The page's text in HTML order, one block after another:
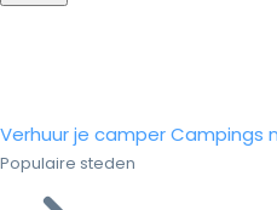
Verhuur je camperCampings
Populaire steden